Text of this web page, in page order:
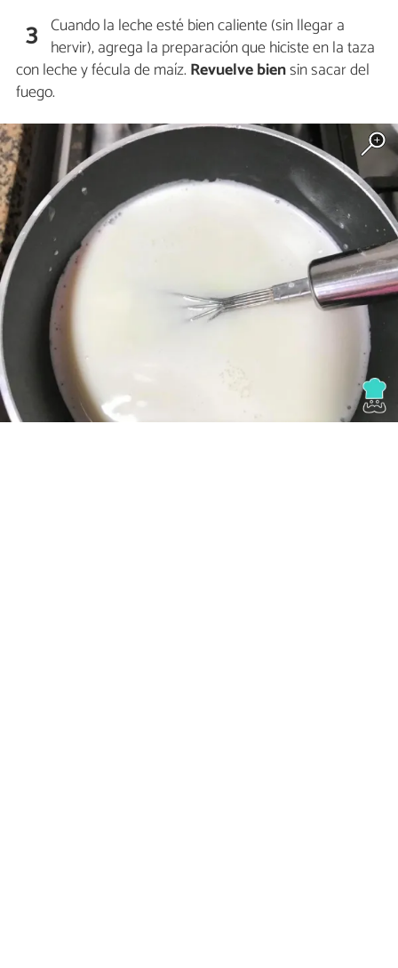
3 Cuando la leche esté bien caliente (sin llegar a
hervir), agrega la preparación que hiciste en la taza
con leche y fécula de maíz. Revuelve biensin sacar del
fuego.